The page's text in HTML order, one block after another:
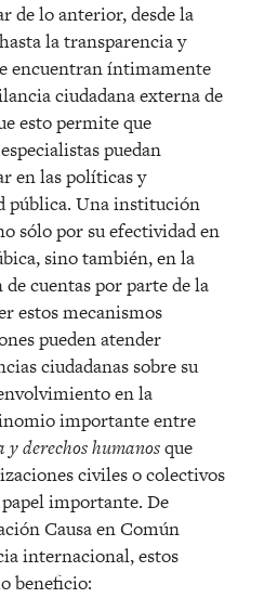
de lo anterior, desde la
la transparencia y
encuentran íntimamente
ciudadana externa de
esto permite que
puedan
en las políticas y
pública. Una institución
sólo por su efectividad en
sino también, en la
cuentas por parte de la
estos mecanismos
pueden atender
ciudadanas sobre su
en la
importante entre
derechos humanosque
civiles o colectivos
importante. De
Causa en Común
internacional, estos
beneficio: